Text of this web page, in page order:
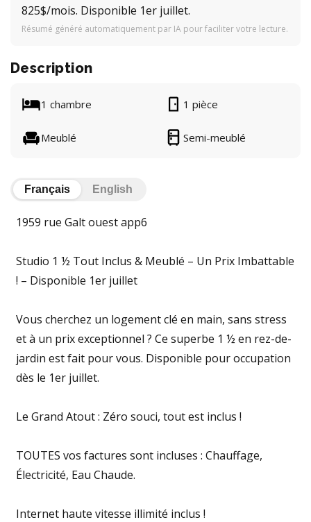
825$/mois. Disponible 1er juillet.
Résumé généré automatiquement par IA pour faciliter votre lecture.
Description
1 chambre 1 pièce
Meublé Semi-meublé
Français English
1959 rue Galt ouest app6
Studio 1 ½ Tout Inclus & Meublé – Un Prix Imbattable
! – Disponible 1er juillet
Vous cherchez un logement clé en main, sans stress
et à un prix exceptionnel ? Ce superbe 1 ½ en rez-de-
jardin est fait pour vous. Disponible pour occupation
dès le 1er juillet.
Le Grand Atout : Zéro souci, tout est inclus !
TOUTES vos factures sont incluses : Chauffage,
Électricité, Eau Chaude.
Internet haute vitesse illimité inclus !